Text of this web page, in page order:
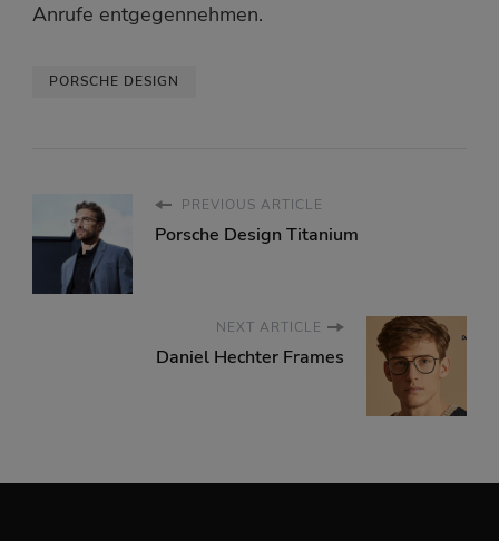
Anrufe entgegennehmen.
PORSCHE DESIGN
PREVIOUS ARTICLE
Porsche Design Titanium
NEXT ARTICLE
Daniel Hechter Frames